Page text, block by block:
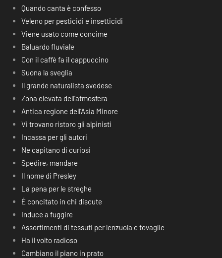
Quando canta è confesso
Veleno per pesticidi e insetticidi
Viene usato come concime
Baluardo fluviale
Con il caffè fa il cappuccino
Suona la sveglia
Il grande naturalista svedese
Zona elevata dell’atmosfera
Antica regione dell’Asia Minore
Vi trovano ristoro gli alpinisti
Incassa per gli autori
Ne capitano di curiosi
Spedire, mandare
Il nome di Presley
La pena per le streghe
É concitato in chi discute
Induce a fuggire
Assortimenti di tessuti per lenzuola e tovaglie
Ha il volto radioso
Cambiano il piano in prato